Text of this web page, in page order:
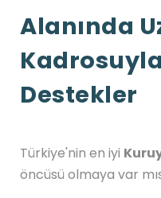
Alanında
Destekler
Türkiye'nin en iyi
öncüsü olmaya var